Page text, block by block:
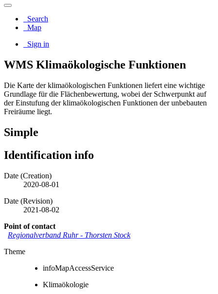
Search
Map
Sign in
WMS Klimaökologische Funktionen
Die Karte der klimaökologischen Funktionen liefert eine wichtige
Grundlage für die Flächenbewertung, wobei der Schwerpunkt auf
der Einstufung der klimaökologischen Funktionen der unbebauten
Freiräume liegt.
Simple
Identification info
Date (Creation)
2020-08-01
Date (Revision)
2021-08-02
Point of contact
Regionalverband Ruhr- Thorsten Stock
Theme
infoMapAccessService
Klimaökologie